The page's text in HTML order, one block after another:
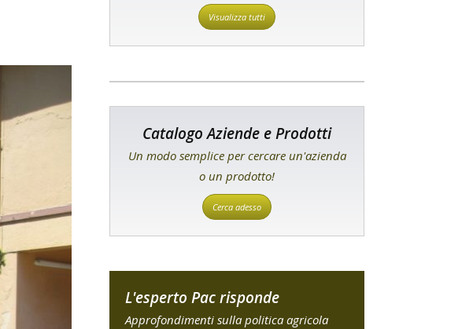
Visualizza tutti
Catalogo Aziende e Prodotti
Un modo semplice per cercare un'azienda
o un prodotto!
Cerca adesso
L'esperto Pac risponde
Approfondimenti sulla politica agricola